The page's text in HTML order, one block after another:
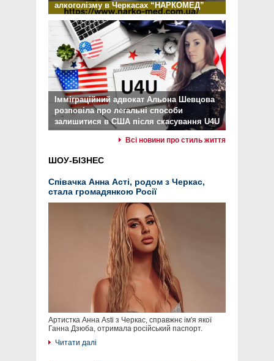
алкоголізму в Черкасах “НАРКОМЕД”
Імміграційний адвокат Альона Шевцова
розповіла про легальні способи
залишитися в США після скасування U4U
Всі новини про стиль життя
ШОУ-БІЗНЕС
Співачка Анна Асті, родом з Черкас,
стала громадянкою Росії
Артистка Анна Asti з Черкас, справжнє ім'я якої
Ганна Дзюба, отримала російський паспорт.
Читати далі